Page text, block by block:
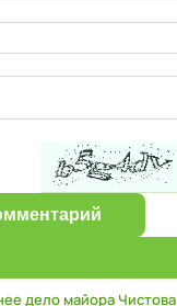
дело майора Чистова